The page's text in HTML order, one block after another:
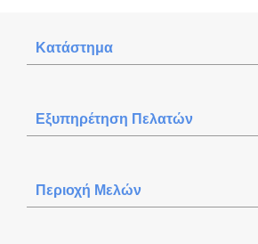
Κατάστημα
Εξυπηρέτηση Πελατών
Περιοχή Mελών